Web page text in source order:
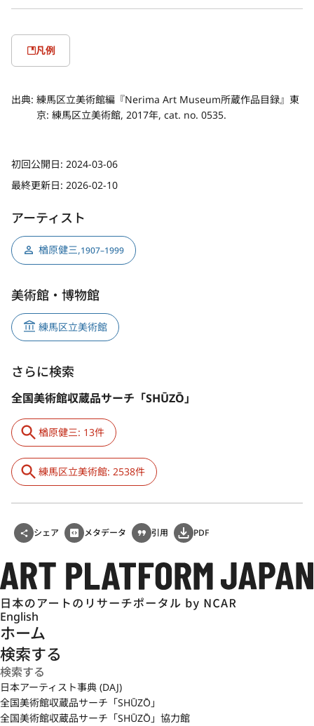
凡例
出典: 練馬区立美術館編『Nerima Art Museum所蔵作品目録』東
京: 練馬区立美術館, 2017年, cat. no. 0535.
初回公開日: 2024-03-06
最終更新日: 2026-02-10
アーティスト
楢原健三,1907–1999
美術館・博物館
練馬区立美術館
さらに検索
全国美術館収蔵品サーチ「SHŪZŌ」
楢原健三: 13件
練馬区立美術館: 2538件
シェア メタデータ 引用 PDF
English
ホーム
検索する
日本アーティスト事典 (DAJ)
全国美術館収蔵品サーチ「SHŪZŌ」
全国美術館収蔵品サーチ「SHŪZŌ」協力館